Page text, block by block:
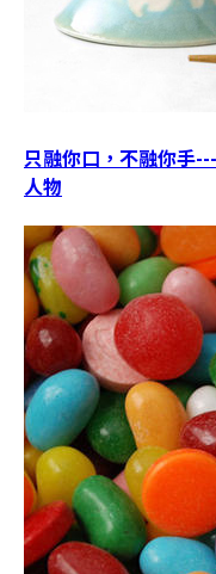
只融你口，不融你手
人物